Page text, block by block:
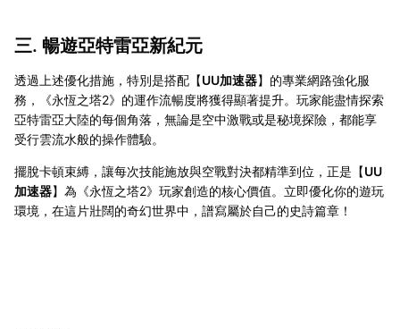
三. 暢遊亞特雷亞新紀元
透過上述優化措施，特別是搭配【UU加速器】的專業網路強化服
務，《永恆之塔2》的運作流暢度將獲得顯著提升。玩家能盡情探索
亞特雷亞大陸的每個角落，無論是空中激戰或是秘境探險，都能享
受行雲流水般的操作體驗。
擺脫卡頓束縛，讓每次技能施放與空戰對決都精準到位，正是【UU
加速器】為《永恆之塔2》玩家創造的核心價值。立即優化你的遊玩
環境，在這片壯闊的奇幻世界中，譜寫屬於自己的史詩篇章！